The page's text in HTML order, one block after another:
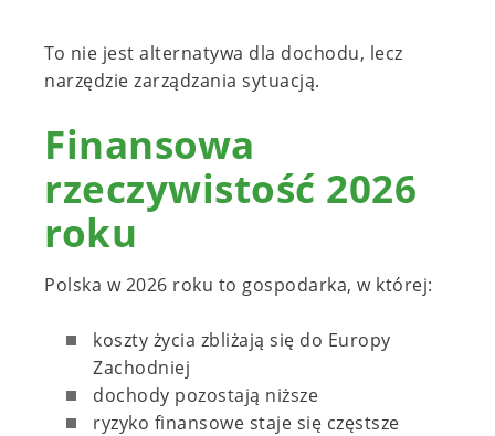
To nie jest alternatywa dla dochodu, lecz
narzędzie zarządzania sytuacją.
Finansowa
rzeczywistość 2026
roku
Polska w 2026 roku to gospodarka, w której:
koszty życia zbliżają się do Europy
Zachodniej
dochody pozostają niższe
ryzyko finansowe staje się częstsze